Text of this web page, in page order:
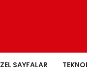
SAYFALAR